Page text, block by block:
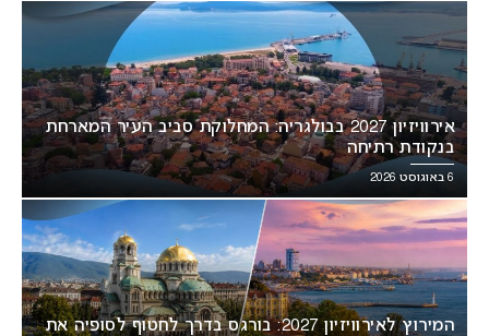
אירוויזיון 2027 בבולגריה: המחלוקת סביב העיר המארחת
בנקודת רתיחה
6 באוגוסט 2026
המירוץ לאירוויזיון 2027: בורגס בדרך לחטוף לסופיה את